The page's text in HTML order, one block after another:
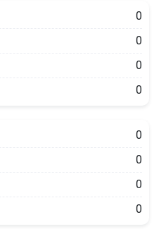
0
0
0
0
0
0
0
0